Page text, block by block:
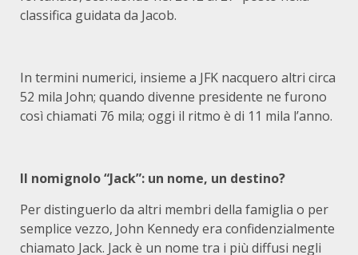
classifica guidata da Jacob.
In termini numerici, insieme a JFK nacquero altri circa
52 mila John; quando divenne presidente ne furono
così chiamati 76 mila; oggi il ritmo è di 11 mila l’anno.
Il nomignolo “Jack”: un nome, un destino?
Per distinguerlo da altri membri della famiglia o per
semplice vezzo, John Kennedy era confidenzialmente
chiamato Jack. Jack è un nome tra i più diffusi negli